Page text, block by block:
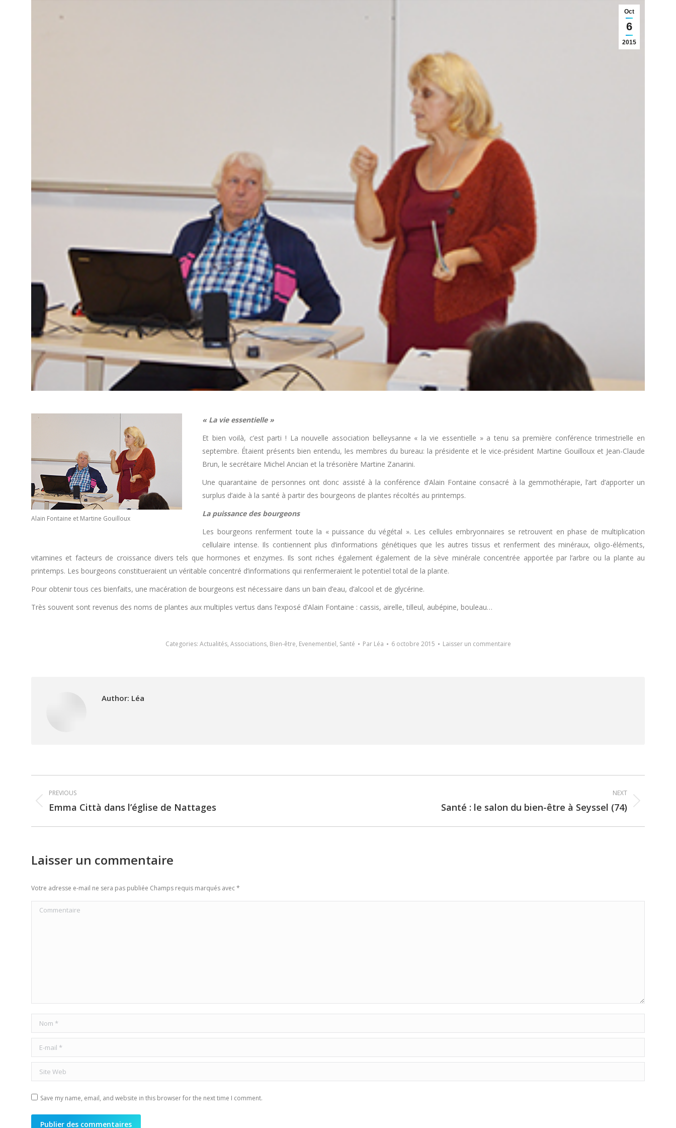
Oct
6
2015
Alain Fontaine et Martine Gouilloux
« La vie essentielle »
Et bien voilà, c’est parti ! La nouvelle association belleysanne « la vie essentielle » a tenu sa première conférence trimestrielle en
septembre. Étaient présents bien entendu, les membres du bureau: la présidente et le vice-président Martine Gouilloux et Jean-Claude
Brun, le secrétaire Michel Ancian et la trésorière Martine Zanarini.
Une quarantaine de personnes ont donc assisté à la conférence d’Alain Fontaine consacré à la gemmothérapie, l’art d’apporter un
surplus d’aide à la santé à partir des bourgeons de plantes récoltés au printemps.
La puissance des bourgeons
Les bourgeons renferment toute la « puissance du végétal ». Les cellules embryonnaires se retrouvent en phase de multiplication
cellulaire intense. Ils contiennent plus d’informations génétiques que les autres tissus et renferment des minéraux, oligo-éléments,
vitamines et facteurs de croissance divers tels que hormones et enzymes. Ils sont riches également également de la sève minérale concentrée apportée par l’arbre ou la plante au
printemps. Les bourgeons constitueraient un véritable concentré d’informations qui renfermeraient le potentiel total de la plante.
Pour obtenir tous ces bienfaits, une macération de bourgeons est nécessaire dans un bain d’eau, d’alcool et de glycérine.
Très souvent sont revenus des noms de plantes aux multiples vertus dans l’exposé d’Alain Fontaine : cassis, airelle, tilleul, aubépine, bouleau…
Categories: Actualités, Associations, Bien-être, Evenementiel, Santé Par Léa 6 octobre 2015 Laisser un commentaire
Author: Léa
Post
navigation
PREVIOUS
Previous
Emma Città dans l’église de Nattages
NEXT
Santé : le salon du bien-être à Seyssel (74)
Laisser un commentaire
Votre adresse e-mail ne sera pas publiée Champs requis marqués avec*
Commentaire
Nom *
E-mail *
Site Web
Save my name, email, and website in this browser for the next time I comment.
Publier des commentaires